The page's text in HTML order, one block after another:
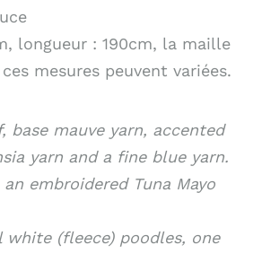
longueur : 190cm, la maille
mesures peuvent variées.
base mauve yarn, accented
yarn and a fine blue yarn.
embroidered Tuna Mayo
white (fleece) poodles, one